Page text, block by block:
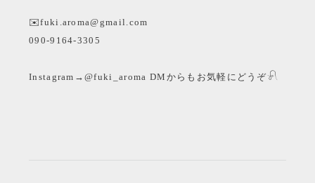
✉️fuki.aroma@gmail.com
090-9164-3305
Instagram→@fuki_aroma DMからもお気軽にどうぞ𓍯